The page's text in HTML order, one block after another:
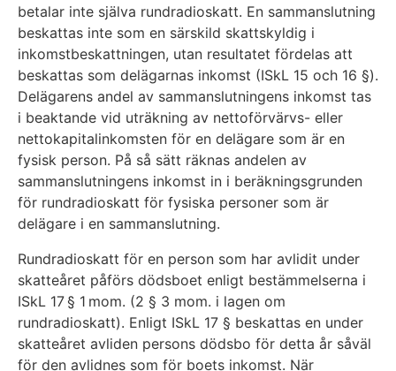
betalar inte själva rundradioskatt. En sammanslutning
beskattas inte som en särskild skattskyldig i
inkomstbeskattningen, utan resultatet fördelas att
beskattas som delägarnas inkomst (ISkL 15 och 16 §).
Delägarens andel av sammanslutningens inkomst tas
i beaktande vid uträkning av nettoförvärvs- eller
nettokapitalinkomsten för en delägare som är en
fysisk person. På så sätt räknas andelen av
sammanslutningens inkomst in i beräkningsgrunden
för rundradioskatt för fysiska personer som är
delägare i en sammanslutning.
Rundradioskatt för en person som har avlidit under
skatteåret påförs dödsboet enligt bestämmelserna i
ISkL 17 § 1 mom. (2 § 3 mom. i lagen om
rundradioskatt). Enligt ISkL 17 § beskattas en under
skatteåret avliden persons dödsbo för detta år såväl
för den avlidnes som för boets inkomst. När